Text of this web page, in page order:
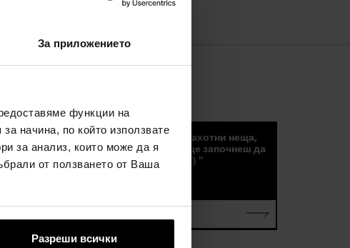
За приложението
функции на
начина, по който използвате
за анализ, които може да я
от ползването от Ваша
Разреши всички
СЪОБЩЕНИЯ
„Новини, тенденции и други страхотни неща,
които можете да получите, ако ще започнеш да
получаавте нашите съобщения :) "